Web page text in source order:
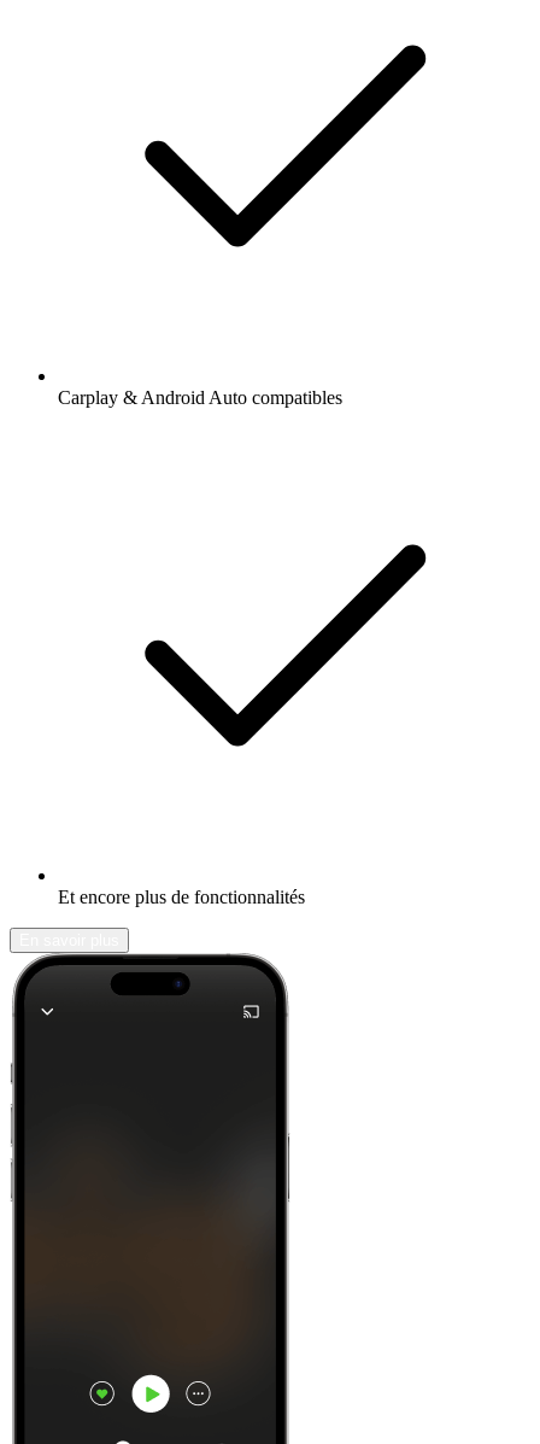
Carplay & Android Auto compatibles
Et encore plus de fonctionnalités